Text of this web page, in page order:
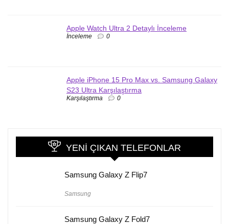
Apple Watch Ultra 2 Detaylı İnceleme
İnceleme 0
Apple iPhone 15 Pro Max vs. Samsung Galaxy
S23 Ultra Karşılaştırma
Karşılaştırma 0
YENI ÇIKAN TELEFONLAR
Samsung Galaxy Z Flip7
Samsung
Samsung Galaxy Z Fold7